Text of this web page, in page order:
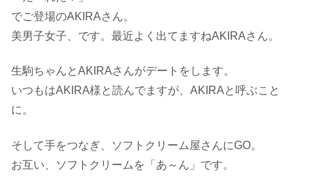
でご登場のAKIRAさん。
美男子女子、です。最近よく出てますねAKIRAさん。
生駒ちゃんとAKIRAさんがデートをします。
いつもはAKIRA様と読んでますが、AKIRAと呼ぶこと
に。
そして手をつなぎ、ソフトクリーム屋さんにGO。
お互い、ソフトクリームを「あ～ん」です。